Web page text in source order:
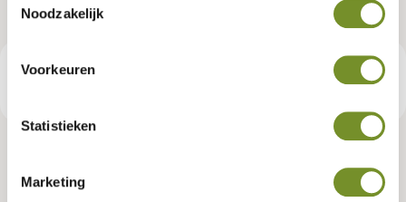
Noodzakelijk
Voorkeuren
Statistieken
Marketing
Artikelnummer:
€ 1.219,00
Tuindeco dealer? Log in voor je eigen prijzen.